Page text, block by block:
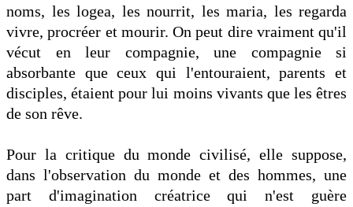
noms, les logea, les nourrit, les maria, les regarda
vivre, procréer et mourir. On peut dire vraiment qu'il
vécut en leur compagnie, une compagnie si
absorbante que ceux qui l'entouraient, parents et
disciples, étaient pour lui moins vivants que les êtres
de son rêve.
Pour la critique du monde civilisé, elle suppose,
dans l'observation du monde et des hommes, une
part d'imagination créatrice qui n'est guère